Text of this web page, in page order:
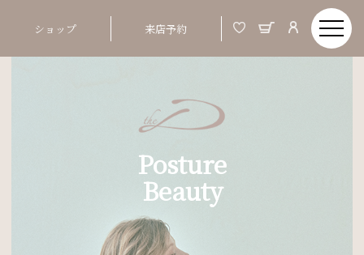
ショップ 来店予約
Posture
Beauty
Order Made & Posture Beauty